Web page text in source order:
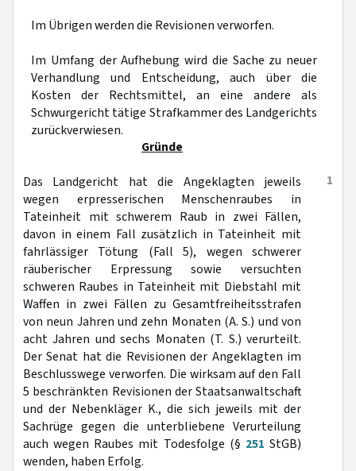
Im Übrigen werden die Revisionen verworfen.
Im Umfang der Aufhebung wird die Sache zu neuer
Verhandlung und Entscheidung, auch über die
Kosten der Rechtsmittel, an eine andere als
Schwurgericht tätige Strafkammer des Landgerichts
zurückverwiesen.
Gründe
1
Das Landgericht hat die Angeklagten jeweils
wegen erpresserischen Menschenraubes in
Tateinheit mit schwerem Raub in zwei Fällen,
davon in einem Fall zusätzlich in Tateinheit mit
fahrlässiger Tötung (Fall 5), wegen schwerer
räuberischer Erpressung sowie versuchten
schweren Raubes in Tateinheit mit Diebstahl mit
Waffen in zwei Fällen zu Gesamtfreiheitsstrafen
von neun Jahren und zehn Monaten (A. S.) und von
acht Jahren und sechs Monaten (T. S.) verurteilt.
Der Senat hat die Revisionen der Angeklagten im
Beschlusswege verworfen. Die wirksam auf den Fall
5 beschränkten Revisionen der Staatsanwaltschaft
und der Nebenkläger K., die sich jeweils mit der
Sachrüge gegen die unterbliebene Verurteilung
auch wegen Raubes mit Todesfolge (§ 251 StGB)
wenden, haben Erfolg.